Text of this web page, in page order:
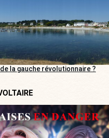
la gauche révolutionnaire ?